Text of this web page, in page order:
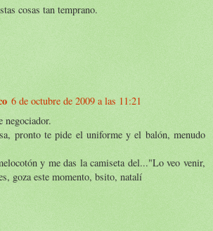
cosas tan temprano.
6 de octubre de 2009 a las 11:21
negociador.
pronto te pide el uniforme y el balón, menudo
y me das la camiseta del..."Lo veo venir,
goza este momento, bsito, natalí